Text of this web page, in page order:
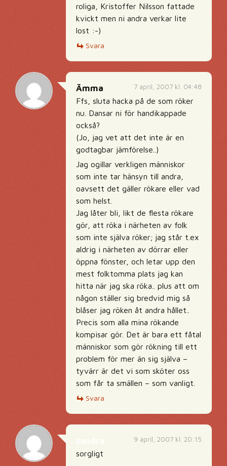
roliga, Kristoffer Nilsson fattade
kvickt men ni andra verkar lite
lost :-)
Svara
7 april, 2007 kl. 04:48
Ämma
Ffs, sluta hacka på de som röker
nu. Dansar ni för handikappade
också?
(Jo, jag vet att det inte är en
godtagbar jämförelse..)
Jag ogillar verkligen människor
som inte tar hänsyn till andra,
oavsett det gäller rökare eller vad
som helst.
Jag låter bli, likt de flesta rökare
gör, att röka i närheten av folk
som inte själva röker; jag står t.ex
aldrig i närheten av dörrar eller
öppna fönster, och letar upp den
mest folktomma plats jag kan
hitta när jag ska röka.. plus att om
någon ställer sig bredvid mig så
blåser jag röken åt andra hållet..
Precis som alla mina rökande
kompisar gör. Det är bara ett fåtal
människor som gör rökning till ett
problem för mer än sig själva –
tyvärr är det vi som sköter oss
som får ta smällen – som vanligt.
Svara
9 april, 2007 kl. 20:15
sorgligt